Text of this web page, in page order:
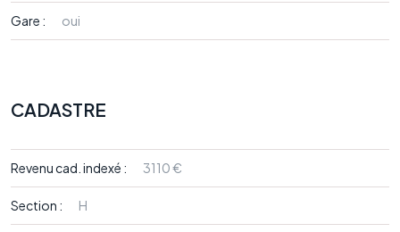
Gare : oui
CADASTRE
Revenu cad. indexé : 3110 €
Section : H